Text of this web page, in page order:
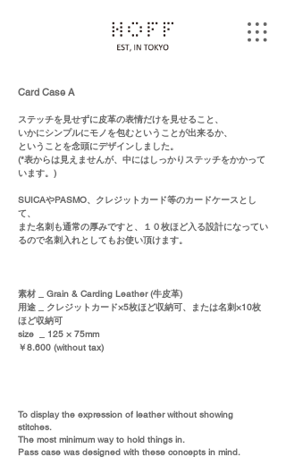
Card Case A
ステッチを見せずに皮革の表情だけを見せること、
いかにシンプルにモノを包むということが出来るか、
ということを念頭にデザインしました。
(*表からは見えませんが、中にはしっかりステッチをかかって
います。)
SUICAやPASMO、クレジットカード等のカードケースとし
て、
また名刺も通常の厚みですと、１０枚ほど入る設計になってい
るので名刺入れとしてもお使い頂けます。
素材 _ Grain & Carding Leather (牛皮革)
用途 _ クレジットカード×5枚ほど収納可、または名刺×10枚
ほど収納可
size _ 125 × 75mm
￥8.600 (without tax)
To display the expression of leather without showing
stitches.
The most minimum way to hold things in.
Pass case was designed with these concepts in mind.